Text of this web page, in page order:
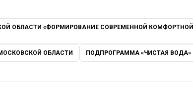
ОБЛАСТИ «ФОРМИРОВАНИЕ СОВРЕМЕННОЙ КОМФОРТНОЙ
ОБЛАСТИ ПОДПРОГРАММА «ЧИСТАЯ ВОДА»